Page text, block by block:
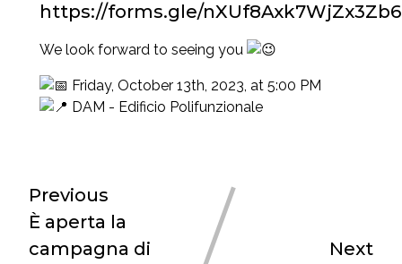
https://forms.gle/nXUf8Axk7WjZx3Zb6
We look forward to seeing you
Friday, October 13th, 2023, at 5:00 PM
DAM - Edificio Polifunzionale
Previous
È aperta la
campagna di
Next